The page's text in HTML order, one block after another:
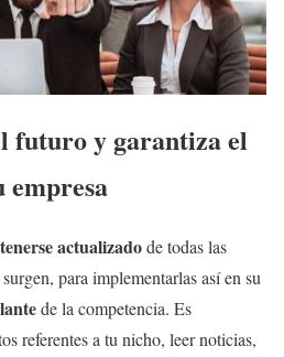
futuro y garantiza el
actualizadode todas las
para implementarlas así en su
de la competencia. Es
referentes a tu nicho, leer noticias,